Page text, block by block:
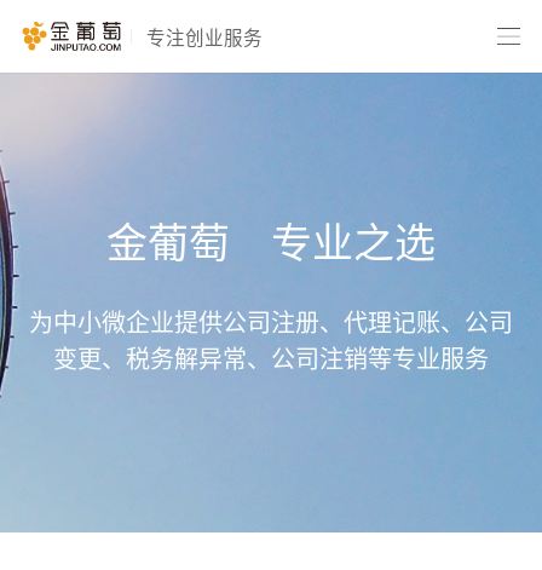
专注创业服务
金葡萄 专业之选
为中小微企业提供公司注册、代理记账、公司
变更、税务解异常、公司注销等专业服务